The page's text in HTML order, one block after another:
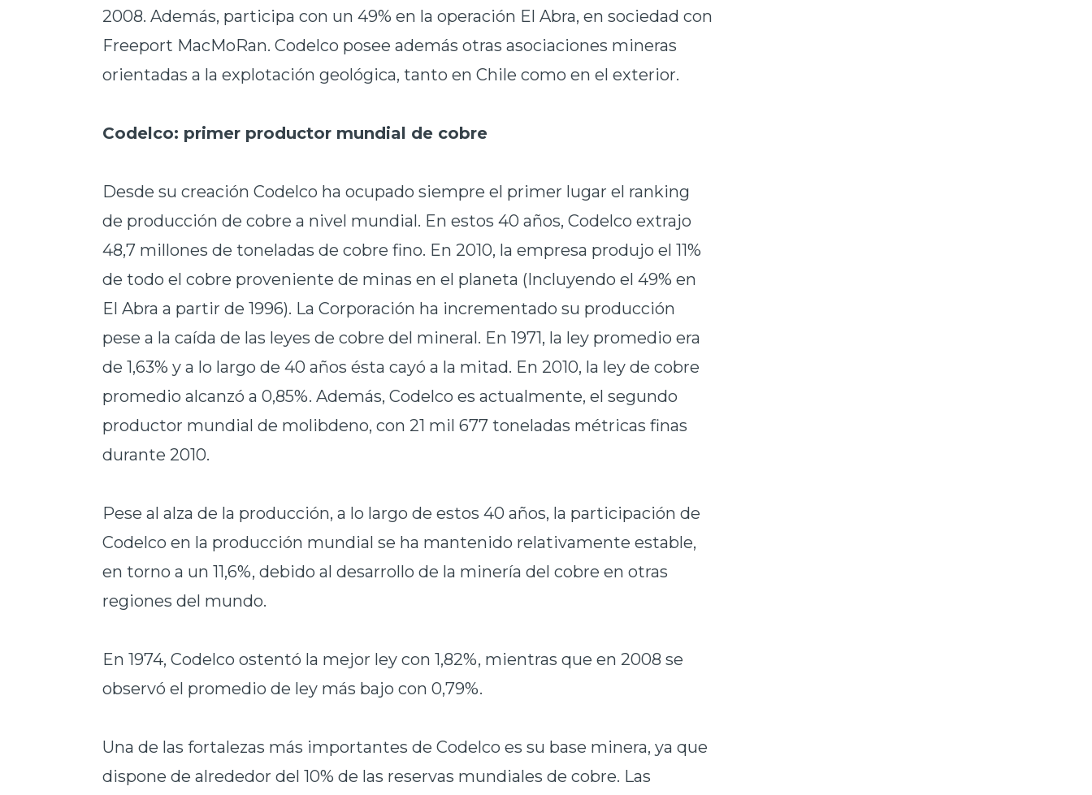
2008. Además, participa con un 49% en la operación El Abra, en sociedad con
Freeport MacMoRan. Codelco posee además otras asociaciones mineras
orientadas a la explotación geológica, tanto en Chile como en el exterior.
Codelco: primer productor mundial de cobre
Desde su creación Codelco ha ocupado siempre el primer lugar el ranking
de producción de cobre a nivel mundial. En estos 40 años, Codelco extrajo
48,7 millones de toneladas de cobre fino. En 2010, la empresa produjo el 11%
de todo el cobre proveniente de minas en el planeta (Incluyendo el 49% en
El Abra a partir de 1996). La Corporación ha incrementado su producción
pese a la caída de las leyes de cobre del mineral. En 1971, la ley promedio era
de 1,63% y a lo largo de 40 años ésta cayó a la mitad. En 2010, la ley de cobre
promedio alcanzó a 0,85%. Además, Codelco es actualmente, el segundo
productor mundial de molibdeno, con 21 mil 677 toneladas métricas finas
durante 2010.
Pese al alza de la producción, a lo largo de estos 40 años, la participación de
Codelco en la producción mundial se ha mantenido relativamente estable,
en torno a un 11,6%, debido al desarrollo de la minería del cobre en otras
regiones del mundo.
En 1974, Codelco ostentó la mejor ley con 1,82%, mientras que en 2008 se
observó el promedio de ley más bajo con 0,79%.
Una de las fortalezas más importantes de Codelco es su base minera, ya que
dispone de alrededor del 10% de las reservas mundiales de cobre. Las